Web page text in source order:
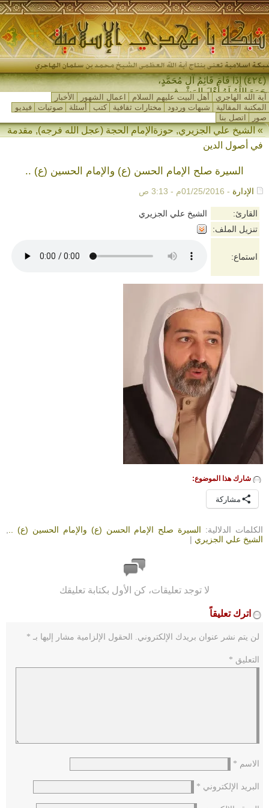
(٤٢٤) إِذَا قَامَ قَائِمُ آلِ مُحَمَّدٍ،
جَمَعَ اللهُ لَهُ أَهْلَ المَشْرِقِ وَأَ_
آية الله الهاجري أهل البيت عليهم السلام اعمال الشهور
الأخبار
المكتبة المقالية
شبهات وردود مختارات ثقافية كتب أسئلة صوتيات
فيديو
صور
اتصل بنا
»الشيخ علي الجزيري,حوزةالإمام الحجة (عجل الله فرجه),مقدمة
في أصول الدين
السيرة صلح الإمام الحسن (ع) والإمام الحسين (ع) ..
الإدارة - 01/25/2016م - 3:13 ص
القارئ:
الشيخ علي الجزيري
تنزيل الملف:
استماع:
شارك هذا الموضوع:
مشاركة
الكلمات الدلالية: السيرة صلح الإمام الحسن (ع) والإمام الحسين (ع) ..
الشيخ علي الجزيري |
لا توجد تعليقات، كن الأول بكتابة تعليقك
اترك تعليقاً
لن يتم نشر عنوان بريدك الإلكتروني. الحقول الإلزامية مشار إليها بـ *
التعليق *
الاسم *
البريد الإلكتروني *